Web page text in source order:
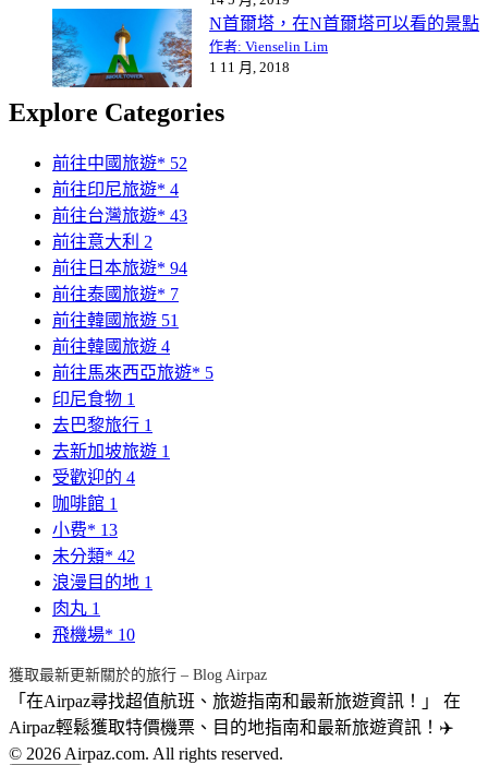
N首爾塔，在N首爾塔可以看的景點
作者: Vienselin Lim
1 11 月, 2018
Explore Categories
前往中國旅遊* 52
前往印尼旅遊* 4
前往台灣旅遊* 43
前往意大利 2
前往日本旅遊* 94
前往泰國旅遊* 7
前往韓國旅遊 51
前往韓國旅遊 4
前往馬來西亞旅遊* 5
印尼食物 1
去巴黎旅行 1
去新加坡旅遊 1
受歡迎的 4
咖啡館 1
小费* 13
未分類* 42
浪漫目的地 1
肉丸 1
飛機場* 10
獲取最新更新關於的旅行 – Blog Airpaz
「在Airpaz尋找超值航班、旅遊指南和最新旅遊資訊！」 在
Airpaz輕鬆獲取特價機票、目的地指南和最新旅遊資訊！✈️
© 2026 Airpaz.com. All rights reserved.